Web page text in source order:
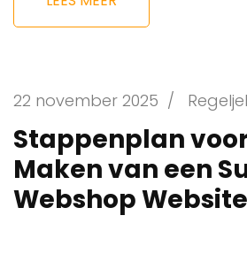
22 november 2025 /
Stappenplan
Maken van een
Webshop Website